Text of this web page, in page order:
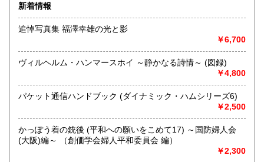
沖縄県
映画パンフレット・野球関連・ミリタリ関連・レコード・料
理本・手芸(編物)関連など幅広く取り扱っています。
クレジットまたはキャリア決済、振込の場合、すべて送料無
料ですが、代引きの場合のみ合計金額￥10,000以下に限って
送料代引手数料￥1,000を別途頂戴します。ご了承くださいま
店舗は日・月・火曜定休ですが「日本の古本屋」は対応して
おります。
沿線名：名鉄 犬山線
最寄駅：「江南」駅から名鉄バスでバス停「江南団地東」下
車
営業時間：只今サマータイム中 12:00～15:00 (土曜のみ
新着情報
追悼写真集 福澤幸雄の光と影
￥6,700
ヴィルヘルム・ハンマースホイ ～静かなる詩情～ (図録)
￥4,800
パケット通信ハンドブック (ダイナミック・ハムシリーズ6)
￥2,500
かっぽう着の銃後 (平和への願いをこめて17) ～国防婦人会
(大阪)編～ （創価学会婦人平和委員会 編）
￥2,300